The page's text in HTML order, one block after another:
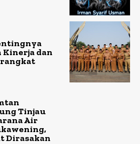
Kinerja dan
Tinjau
Air
Dirasakan